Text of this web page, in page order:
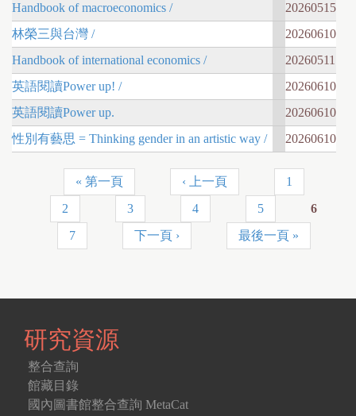
Handbook of macroeconomics /
20260515
林榮三與台灣 /
20260610
Handbook of international economics /
20260511
英語閱讀Power up! /
20260610
英語閱讀Power up.
20260610
性別有藝思 = Thinking gender in an artistic way /
20260610
« 第一頁 ‹ 上一頁
1
2
3 4 5
6
7
下一頁 › 最後一頁 »
研究資源
整合查詢
館藏目錄
國內圖書館整合查詢 MetaCat